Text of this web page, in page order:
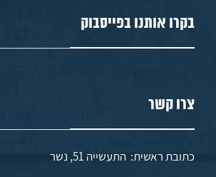
בקרו אותנו בפייסבוק
צרו קשר
כתובת ראשית: התעשייה 51, נשר